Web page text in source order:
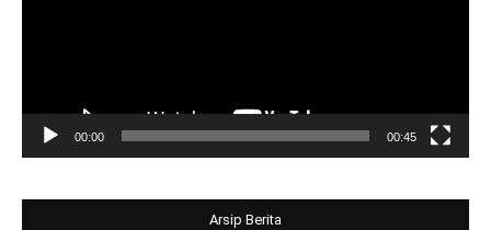
00:00 00:45
Arsip Berita